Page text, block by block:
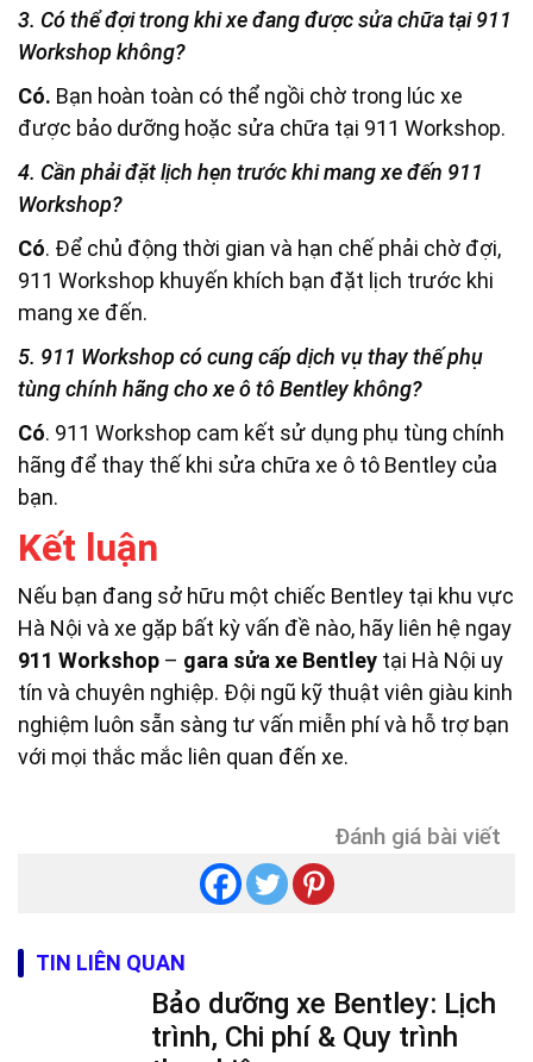
3. Có thể đợi trong khi xe đang được sửa chữa tại 911
Workshop không?
Có. Bạn hoàn toàn có thể ngồi chờ trong lúc xe
được bảo dưỡng hoặc sửa chữa tại 911 Workshop.
4. Cần phải đặt lịch hẹn trước khi mang xe đến 911
Workshop?
Có. Để chủ động thời gian và hạn chế phải chờ đợi,
911 Workshop khuyến khích bạn đặt lịch trước khi
mang xe đến.
5. 911 Workshop có cung cấp dịch vụ thay thế phụ
tùng chính hãng cho xe ô tô Bentley không?
Có. 911 Workshop cam kết sử dụng phụ tùng chính
hãng để thay thế khi sửa chữa xe ô tô Bentley của
bạn.
Kết luận
Nếu bạn đang sở hữu một chiếc Bentley tại khu vực
Hà Nội và xe gặp bất kỳ vấn đề nào, hãy liên hệ ngay
911 Workshop – gara sửa xe Bentley tại Hà Nội uy
tín và chuyên nghiệp. Đội ngũ kỹ thuật viên giàu kinh
nghiệm luôn sẵn sàng tư vấn miễn phí và hỗ trợ bạn
với mọi thắc mắc liên quan đến xe.
Đánh giá bài viết
TIN LIÊN QUAN
Bảo dưỡng xe Bentley: Lịch
trình, Chi phí & Quy trình